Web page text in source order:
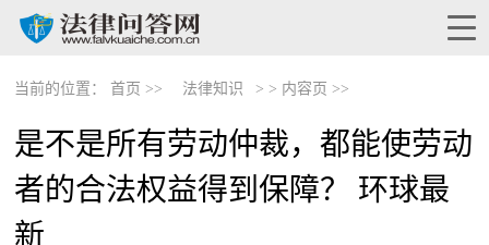
当前的位置： 首页 >> 法律知识 > > 内容页 >>
是不是所有劳动仲裁，都能使劳动
者的合法权益得到保障？ 环球最
新